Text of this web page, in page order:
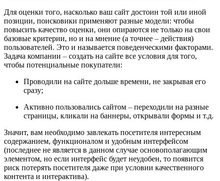
Для оценки того, насколько ваш сайт достоин той или иной
позиции, поисковики применяют разные модели: чтобы
повысить качество оценки, они опираются не только на свои
базовые критерии, но и на мнение (а точнее – действия)
пользователей. Это и называется поведенческими факторами.
Задача компании – создать на сайте все условия для того,
чтобы потенциальные покупатели:
Проводили на сайте дольше времени, не закрывая его
сразу;
Активно пользовались сайтом – переходили на разные
страницы, кликали на баннеры, открывали формы и т.д.
Значит, вам необходимо завлекать посетителя интересным
содержанием, функционалом и удобным интерфейсом
(последнее не является в данном случае основополагающим
элементом, но если интерфейс будет неудобен, то появится
риск потерять посетителя даже при условии качественного
контента и интерактива).